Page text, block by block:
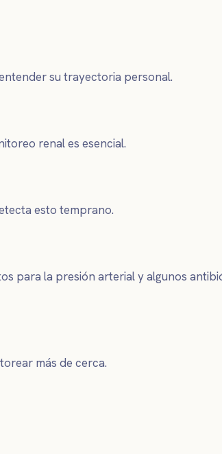
su trayectoria personal.
renal es esencial.
esto temprano.
para la presión arterial y algunos
más de cerca.